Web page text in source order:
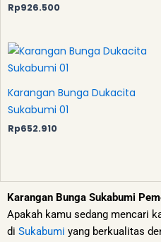
Rp926.500
Karangan Bunga Dukacita
Sukabumi 01
Rp652.910
Karangan Bunga Sukabumi
Apakah kamu sedang mencari
di Sukabumi yang berkualitas